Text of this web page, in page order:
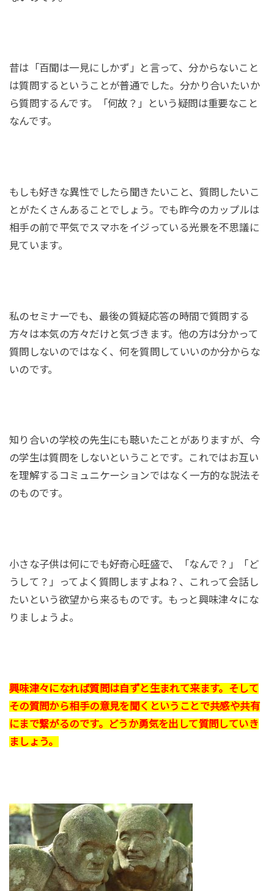
昔は「百聞は一見にしかず」と言って、分からないこと
は質問するということが普通でした。分かり合いたいか
ら質問するんです。「何故？」という疑問は重要なこと
なんです。
もしも好きな異性でしたら聞きたいこと、質問したいこ
とがたくさんあることでしょう。でも昨今のカップルは
相手の前で平気でスマホをイジっている光景を不思議に
見ています。
私のセミナーでも、最後の質疑応答の時間で質問する
方々は本気の方々だけと気づきます。他の方は分かって
質問しないのではなく、何を質問していいのか分からな
いのです。
知り合いの学校の先生にも聴いたことがありますが、今
の学生は質問をしないということです。これではお互い
を理解するコミュニケーションではなく一方的な説法そ
のものです。
小さな子供は何にでも好奇心旺盛で、「なんで？」「ど
うして？」ってよく質問しますよね？、これって会話し
たいという欲望から来るものです。もっと興味津々にな
りましょうよ。
興味津々になれば質問は自ずと生まれて来ます。そして
その質問から相手の意見を聞くということで共感や共有
にまで繋がるのです。どうか勇気を出して質問していき
ましょう。